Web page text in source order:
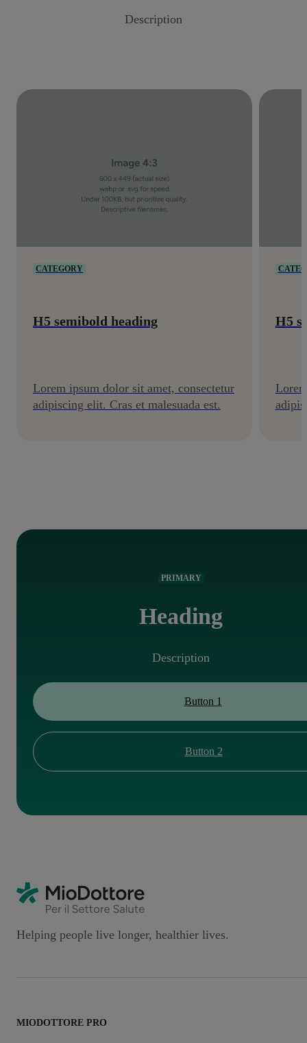
Description
CATEGORY
H5 semibold heading
Lorem ipsum dolor sit amet, consectetur
adipiscing elit. Cras et malesuada est.
H5
PRIMARY
Heading
Description
Button 1
Button 2
Helping people live longer, healthier lives.
MIODOTTORE PRO